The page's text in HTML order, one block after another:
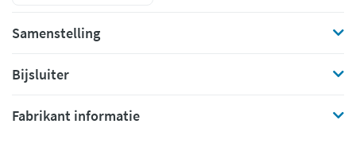
Samenstelling
Bijsluiter
Fabrikant informatie